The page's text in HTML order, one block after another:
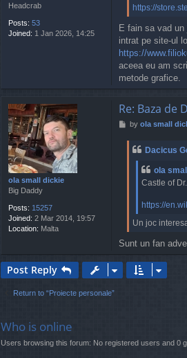
Headcrab
Posts: 53
Joined: 1 Jan 2026, 14:25
https://
E fain sa vad
intrat pe site-ul
https://
aceea eu am
metode grafice.
ola small dickie
Big Daddy
Posts: 15257
Joined: 2 Mar 2014, 19:57
Location: Malta
Re: Baza de
Pby ola small
Dacicus
ola
Castle of
https://
Un joc
Sunt un fan
Post Reply
Return to “Proiecte personale”
Who is online
Users browsing this forum: No registered users and 0